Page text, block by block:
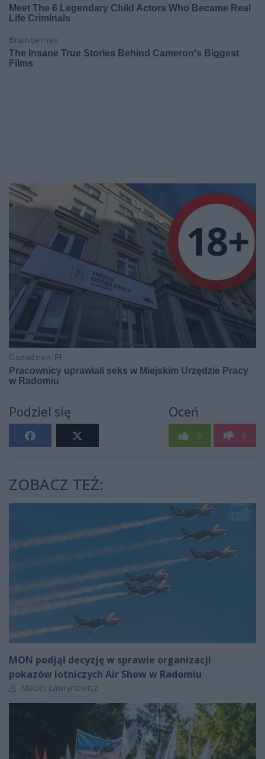
Podziel się Oceń
0 0
ZOBACZ TEŻ:
MON podjął decyzję w sprawie organizacji
pokazów lotniczych Air Show w Radomiu
Autor artykułu:
Maciej Ławrynowicz